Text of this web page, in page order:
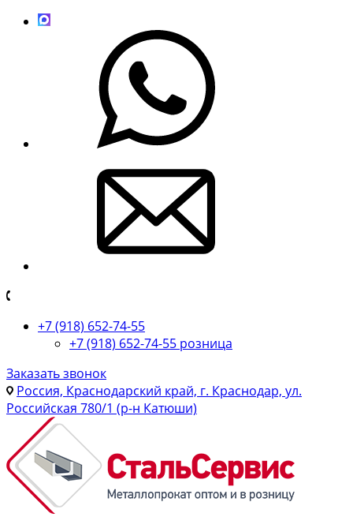
+7 (918) 652-74-55
+7 (918) 652-74-55 розница
Заказать звонок
Россия, Краснодарский край, г. Краснодар, ул.
Российская 780/1 (р-н Катюши)